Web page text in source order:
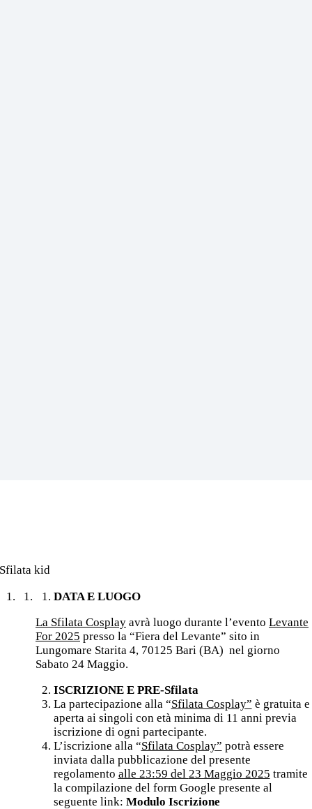
Sfilata kid
DATA E LUOGO
La Sfilata Cosplay avrà luogo durante l’evento Levante
For 2025 presso la “Fiera del Levante” sito in
Lungomare Starita 4, 70125 Bari (BA) nel giorno
Sabato 24 Maggio.
ISCRIZIONE E PRE-Sfilata
La partecipazione alla “Sfilata Cosplay” è gratuita e
aperta ai singoli con età minima di 11 anni previa
iscrizione di ogni partecipante.
L’iscrizione alla “Sfilata Cosplay” potrà essere
inviata dalla pubblicazione del presente
regolamento alle 23:59 del 23 Maggio 2025 tramite
la compilazione del form Google presente al
seguente link: Modulo Iscrizione